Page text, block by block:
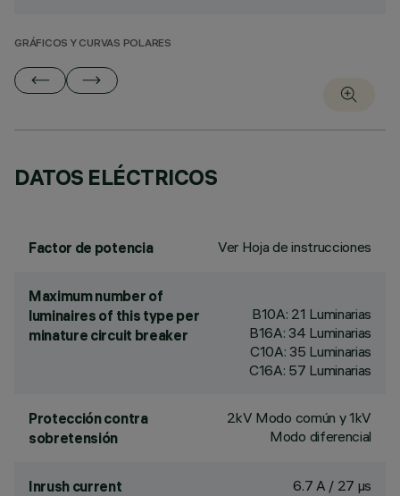
GRÁFICOS Y CURVAS POLARES
DATOS ELÉCTRICOS
Factor de potencia Ver Hoja de instrucciones
Maximum number of
luminaires of this type per
minature circuit breaker
B10A: 21 Luminarias
B16A: 34 Luminarias
C10A: 35 Luminarias
C16A: 57 Luminarias
Protección contra
sobretensión
2kV Modo común y 1kV
Modo diferencial
Inrush current 6.7 A / 27 µs